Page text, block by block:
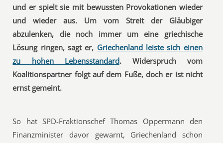
und er spielt sie mit bewussten Provokationen wieder
und wieder aus. Um vom Streit der Gläubiger
abzulenken, die noch immer um eine griechische
Lösung ringen, sagt er, Griechenland leiste sich einen
zu hohen Lebensstandard. Widerspruch vom
Koalitionspartner folgt auf dem Fuße, doch er ist nicht
ernst gemeint.
So hat SPD-Fraktionschef Thomas Oppermann den
Finanzminister davor gewarnt, Griechenland schon